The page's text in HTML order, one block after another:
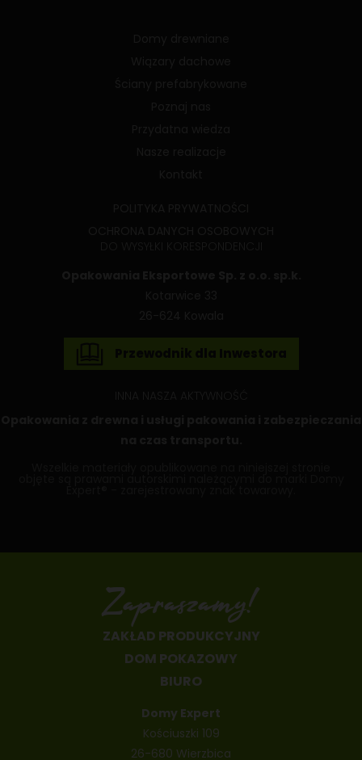
Zapraszamy!
ZAKŁAD PRODUKCYJNY
DOM POKAZOWY
BIURO
Domy Expert
Kościuszki 109
26-680 Wierzbica